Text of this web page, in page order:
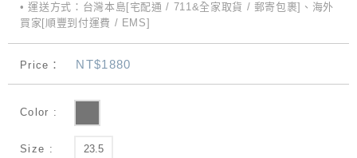
• 運送方式：台灣本島[宅配通 / 711&全家取貨 / 郵寄包裹]、海外
買家[順豐到付運費 / EMS]
Price： NT$1880
Color :
Size : 23.5